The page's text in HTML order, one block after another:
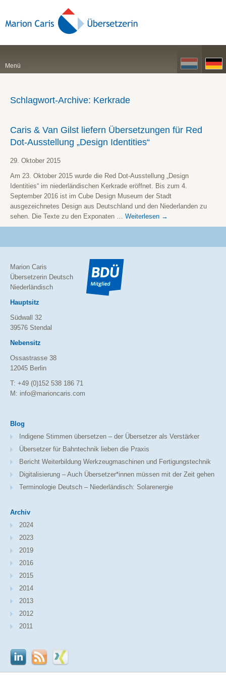
Menü
Schlagwort-Archive: Kerkrade
Caris & Van Gilst liefern Übersetzungen für Red
Dot-Ausstellung „Design Identities“
29. Oktober 2015
Am 23. Oktober 2015 wurde die Red Dot-Ausstellung „Design
Identities“ im niederländischen Kerkrade eröffnet. Bis zum 4.
September 2016 ist im Cube Design Museum der Stadt
ausgezeichnetes Design aus Deutschland und den Niederlanden zu
sehen. Die Texte zu den Exponaten … Weiterlesen →
Marion Caris
Übersetzerin Deutsch
Niederländisch
Hauptsitz
Südwall 32
39576 Stendal
Nebensitz
Ossastrasse 38
12045 Berlin
T: +49 (0)152 538 186 71
M: info@marioncaris.com
Blog
Indigene Stimmen übersetzen – der Übersetzer als Verstärker
Übersetzer für Bahntechnik lieben die Praxis
Bericht Weiterbildung Werkzeugmaschinen und Fertigungstechnik
Digitalisierung – Auch Übersetzer*innen müssen mit der Zeit gehen
Terminologie Deutsch – Niederländisch: Solarenergie
Archiv
2024
2023
2019
2016
2015
2014
2013
2012
2011